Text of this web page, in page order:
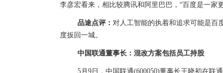
李彦宏看来，相比较腾讯和阿里巴巴，“百度是一家
品途点评： 对人工智能的执着和追求可能是百
度扳回一城。
中国联通董事长：混改方案包括员工持股
5月9日，中国联通(600050)董事长王晓初在联